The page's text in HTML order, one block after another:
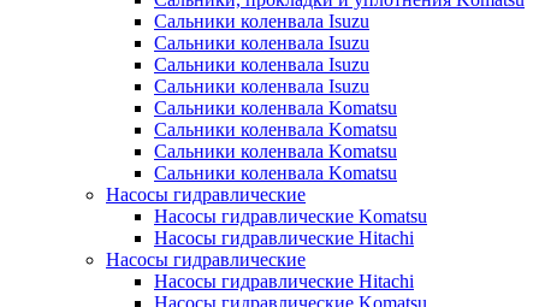
Сальники коленвала Isuzu
Сальники коленвала Isuzu
Сальники коленвала Isuzu
Сальники коленвала Isuzu
Сальники коленвала Komatsu
Сальники коленвала Komatsu
Сальники коленвала Komatsu
Сальники коленвала Komatsu
Насосы гидравлические
Насосы гидравлические Komatsu
Насосы гидравлические Hitachi
Насосы гидравлические
Насосы гидравлические Hitachi
Насосы гидравлические Komatsu